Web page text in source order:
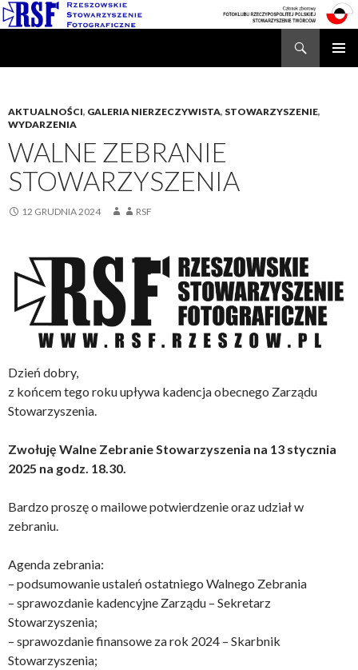
AKTUALNOŚCI, GALERIA NIERZECZYWISTA, STOWARZYSZENIE,
WYDARZENIA
WALNE ZEBRANIE
STOWARZYSZENIA
12 GRUDNIA 2024 RSF
Dzień dobry,
z końcem tego roku upływa kadencja obecnego Zarządu
Stowarzyszenia.
Zwołuję Walne Zebranie Stowarzyszenia na 13 stycznia
2025 na godz. 18.30.
Bardzo proszę o mailowe potwierdzenie oraz udział w
zebraniu.
Agenda zebrania:
– podsumowanie ustaleń ostatniego Walnego Zebrania
– sprawozdanie kadencyjne Zarządu – Sekretarz
Stowarzyszenia;
– sprawozdanie finansowe za rok 2024 – Skarbnik
Stowarzyszenia;